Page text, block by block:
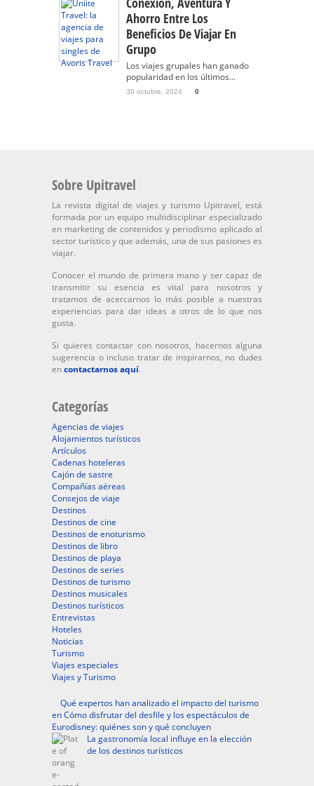
Ahorro Entre Los
Beneficios De Viajar En
Grupo
Los viajes grupales han ganado
popularidad en los últimos...
30 octubre, 2024 0
Sobre Upitravel
La revista digital de viajes y turismo Upitravel, está
formada por un equipo multidisciplinar especializado
en marketing de contenidos y periodismo aplicado al
sector turístico y que además, una de sus pasiones es
viajar.
Conocer el mundo de primera mano y ser capaz de
transmitir su esencia es vital para nosotros y
tratamos de acercarnos lo más posible a nuestras
experiencias para dar ideas a otros de lo que nos
gusta.
Si quieres contactar con nosotros, hacernos alguna
sugerencia o incluso tratar de inspirarnos, no dudes
encontactarnos aquí.
Categorías
Agencias de viajes
Alojamientos turísticos
Artículos
Cadenas hoteleras
Cajón de sastre
Compañías aéreas
Consejos de viaje
Destinos
Destinos de cine
Destinos de enoturismo
Destinos de libro
Destinos de playa
Destinos de series
Destinos de turismo
Destinos musicales
Destinos turísticos
Entrevistas
Hoteles
Noticias
Turismo
Viajes especiales
Viajes y Turismo
Qué expertos han analizado el impacto del turismo
en Cómo disfrutar del desfile y los espectáculos de
Eurodisney: quiénes son y qué concluyen
La gastronomía local influye en la elección
de los destinos turísticos